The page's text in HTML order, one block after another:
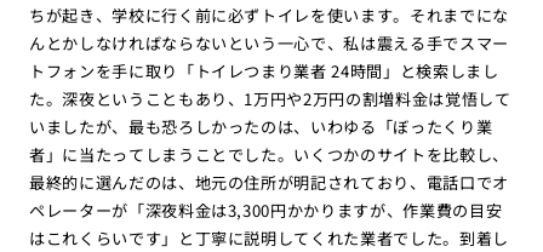
ちが起き、学校に行く前に必ずトイレを使います。それまでにな
んとかしなければならないという一心で、私は震える手でスマー
トフォンを手に取り「トイレつまり業者 24時間」と検索しまし
た。深夜ということもあり、1万円や2万円の割増料金は覚悟して
いましたが、最も恐ろしかったのは、いわゆる「ぼったくり業
者」に当たってしまうことでした。いくつかのサイトを比較し、
最終的に選んだのは、地元の住所が明記されており、電話口でオ
ペレーターが「深夜料金は3,300円かかりますが、作業費の目安
はこれくらいです」と丁寧に説明してくれた業者でした。到着し